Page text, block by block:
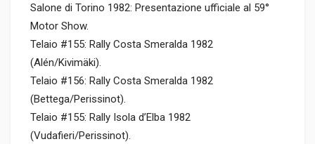
Salone di Torino 1982: Presentazione ufficiale al 59°
Motor Show.
Telaio #155: Rally Costa Smeralda 1982
(Alén/Kivimäki).
Telaio #156: Rally Costa Smeralda 1982
(Bettega/Perissinot).
Telaio #155: Rally Isola d’Elba 1982
(Vudafieri/Perissinot).